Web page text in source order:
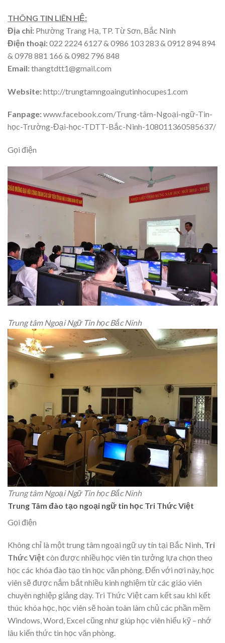
THÔNG TIN LIÊN HỆ:
Địa chỉ: Phường Trang Hạ, TP. Từ Sơn, Bắc Ninh
Điện thoại:022 2224 6127 & 0986 103 283 & 0912 894 894
& 0978 881 166 & 0982 796 848
Email:thangtdtt1@gmail.com
Website:http://trungtamngoaingutinhocupes1.com
Fanpage:www.facebook.com/Trung-tâm-Ngoại-ngữ-Tin-
học-Trường-Đại-học-TDTT-Bắc-Ninh-108011360585637/
Gọi điện
Trung tâm Ngoại Ngữ Tin học Bắc Ninh
Trung tâm Ngoại Ngữ Tin học Bắc Ninh
Trung Tâm đào tạo ngoại ngữ tin học Tri Thức Việt
Gọi điện
Không chỉ là một trung tâm ngoại ngữ uy tín tại Bắc Ninh, Tri
Thức Việt còn được nhiều học viên tin tưởng lựa chọn theo
học các khóa đào tạo tin học văn phòng. Đến với nơi này, học
viên sẽ được nắm bắt nhiều kinh nghiệm từ các giáo viên
chuyên nghiệp giảng dạy. Tri Thức Việt cam kết sau khi kết
thúc khóa học, học viên sẽ hoàn toàn làm chủ các phần mềm
Windows, Word, Excel cũng như giúp học viên hiểu kỹ – nhớ
lâu kiến thức tin học văn phòng.